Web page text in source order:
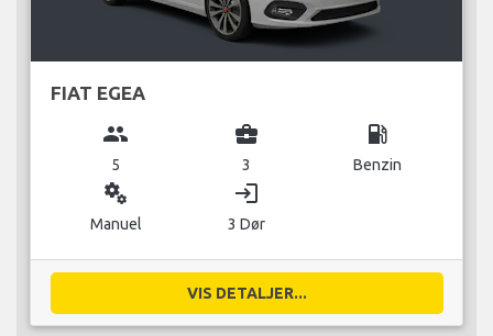
FIAT EGEA
group
5
business_center
3
local_gas_station
Benzin
miscellaneous_services
Manuel
login
3 Dør
VIS DETALJER...